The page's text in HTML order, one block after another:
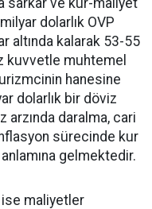
sarkar ve kur-maliyet
dolarlık OVP
altında kalarak 53-55
kuvvetle muhtemel
hanesine
dolarlık bir döviz
arzında daralma, cari
sürecinde kur
gelmektedir.
maliyetler